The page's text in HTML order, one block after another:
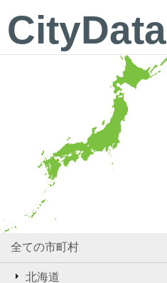
CityData
全ての市町村
北海道